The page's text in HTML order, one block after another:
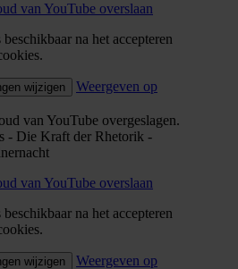
van YouTube overslaan
na het accepteren
wijzigen
Weergeven op
van YouTube overgeslagen.
- Die Kraft der Rhetorik -
van YouTube overslaan
na het accepteren
wijzigen
Weergeven op